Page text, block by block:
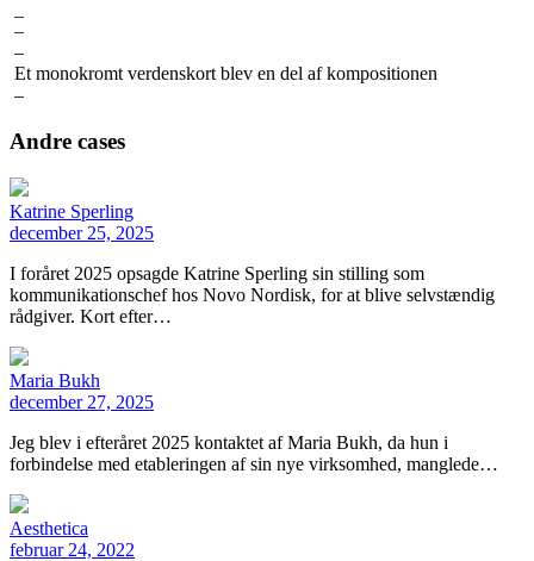
–
–
Et monokromt verdenskort blev en del af kompositionen
–
Andre cases
Katrine Sperling
december 25, 2025
I foråret 2025 opsagde Katrine Sperling sin stilling som
kommunikationschef hos Novo Nordisk, for at blive selvstændig
rådgiver. Kort efter…
Maria Bukh
december 27, 2025
Jeg blev i efteråret 2025 kontaktet af Maria Bukh, da hun i
forbindelse med etableringen af sin nye virksomhed, manglede…
Aesthetica
februar 24, 2022